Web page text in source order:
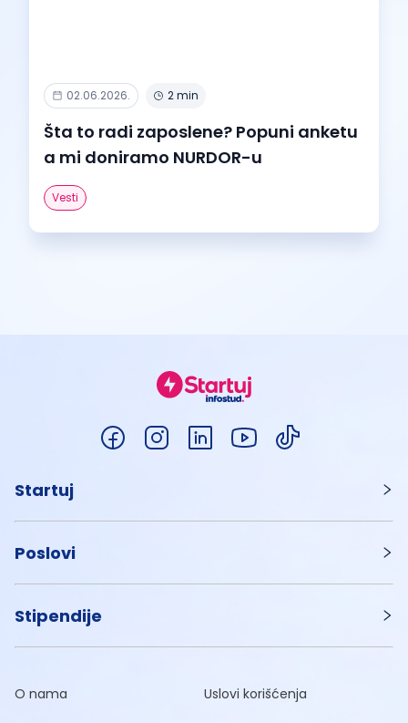
02.06.2026. 2 min
Šta to radi zaposlene? Popuni anketu
a mi doniramo NURDOR-u
Vesti
Startuj
Poslovi
Stipendije
O nama Uslovi korišćenja